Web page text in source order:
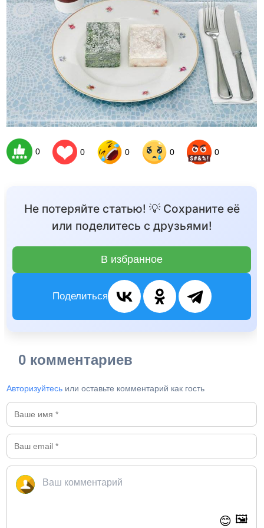
0 0 0 0 0
Не потеряйте статью! 💡 Сохраните её
или поделитесь с друзьями!
В избранное
Поделиться
0 комментариев
Авторизуйтесь или оставьте комментарий как гость
😊 🖼️